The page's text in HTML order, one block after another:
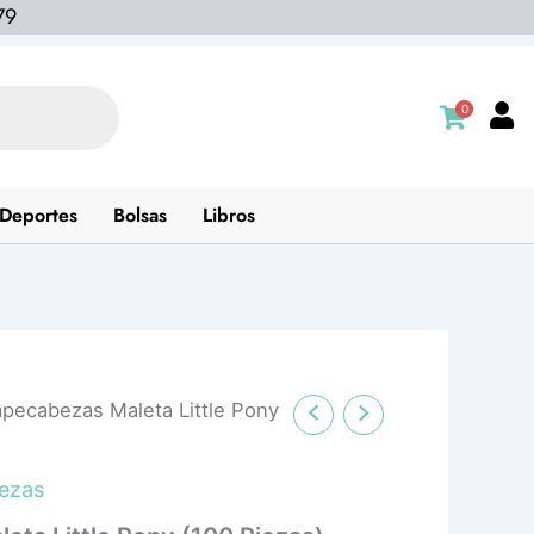
0
Deportes Bolsas Libros
Maleta Little Pony